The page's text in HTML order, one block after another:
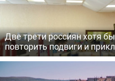
Две трети россиян хотя
повторить подвиги и